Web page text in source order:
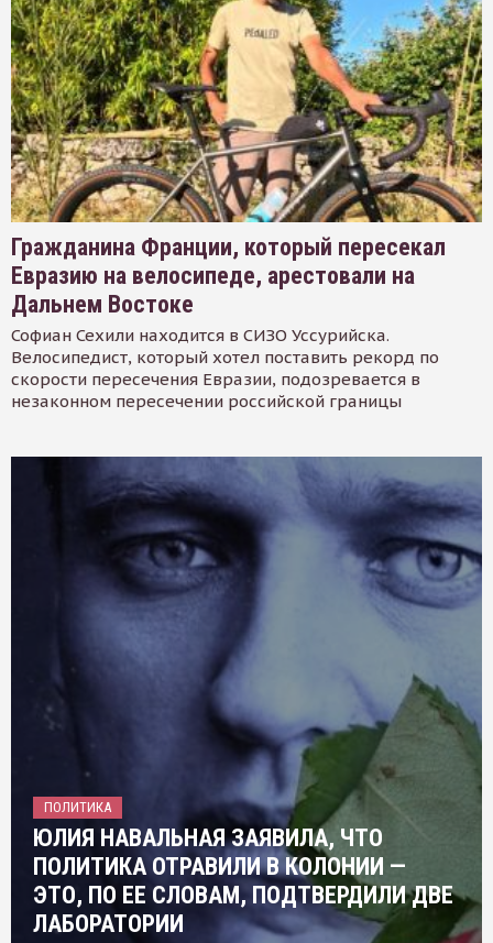
Гражданина Франции, который пересекал
Евразию на велосипеде, арестовали на
Дальнем Востоке
Софиан Сехили находится в СИЗО Уссурийска.
Велосипедист, который хотел поставить рекорд по
скорости пересечения Евразии, подозревается в
незаконном пересечении российской границы
ПОЛИТИКА
ЮЛИЯ НАВАЛЬНАЯ ЗАЯВИЛА, ЧТО
ПОЛИТИКА ОТРАВИЛИ В КОЛОНИИ —
ЭТО, ПО ЕЕ СЛОВАМ, ПОДТВЕРДИЛИ ДВЕ
ЛАБОРАТОРИИ